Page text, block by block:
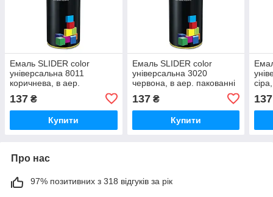
Емаль SLIDER color
універсальна 8011
коричнева, в аер.
пакованні 400 мл (12 шт./
пач.
137 ₴
Купити
Емаль SLIDER color
універсальна 3020
червона, в аер. пакованні
137₴
Купити
137
Про нас
97% позитивних з 318 відгуків за рік